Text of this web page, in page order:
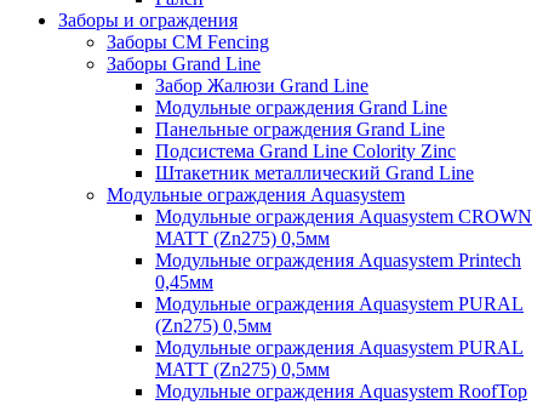
Заборы и ограждения
Заборы CM Fencing
Заборы Grand Line
Забор Жалюзи Grand Line
Модульные ограждения Grand Line
Панельные ограждения Grand Line
Подсистема Grand Line Colority Zinc
Штакетник металлический Grand Line
Модульные ограждения Aquasystem
Модульные ограждения Aquasystem CROWN
MATT (Zn275) 0,5мм
Модульные ограждения Aquasystem Printech
0,45мм
Модульные ограждения Aquasystem PURAL
(Zn275) 0,5мм
Модульные ограждения Aquasystem PURAL
MATT (Zn275) 0,5мм
Модульные ограждения Aquasystem RoofTop